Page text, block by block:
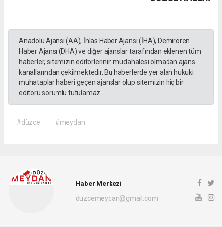
Anadolu Ajansı (AA), İhlas Haber Ajansı (İHA), Demirören
Haber Ajansı (DHA) ve diğer ajanslar tarafından eklenen tüm
haberler, sitemizin editörlerinin müdahalesi olmadan ajans
kanallarından çekilmektedir. Bu haberlerde yer alan hukuki
muhataplar haberi geçen ajanslar olup sitemizin hiç bir
editörü sorumlu tutulamaz...
#düzce #meydan
Haber Merkezi
duzcemeydan@gmail.com